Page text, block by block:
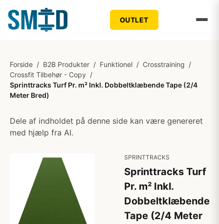
OUTLET
Forside / B2B Produkter / Funktionel / Crosstraining /
Crossfit Tilbehør - Copy /
Sprinttracks Turf Pr. m² Inkl. Dobbeltklæbende Tape (2/4
Meter Bred)
Dele af indholdet på denne side kan være genereret
med hjælp fra AI.
SPRINTTRACKS
Sprinttracks Turf
Pr. m² Inkl.
Dobbeltklæbende
Tape (2/4 Meter